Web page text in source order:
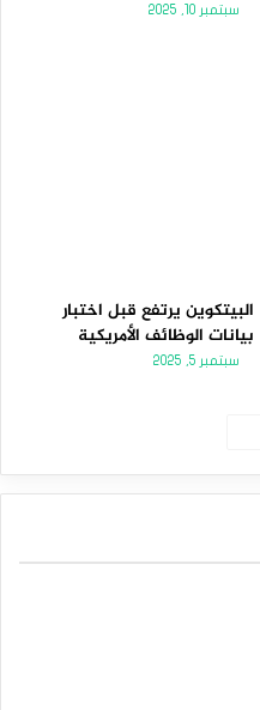
سبتمبر 10, 2025
البيتكوين يرتفع قبل اختبار
بيانات الوظائف الأمريكية
سبتمبر 5, 2025